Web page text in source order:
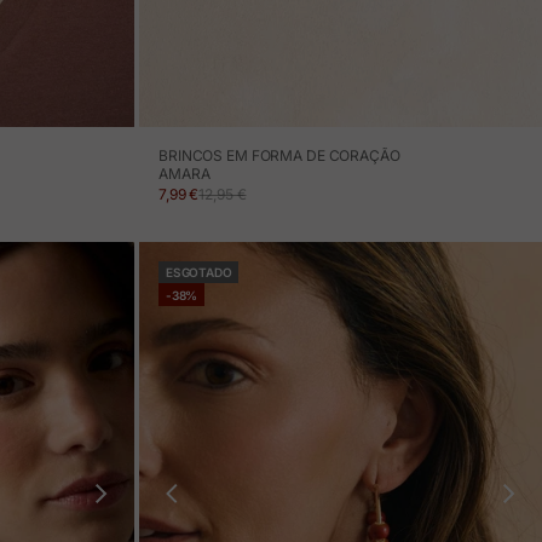
BRINCOS EM FORMA DE CORAÇÃO
AMARA
PREÇO EM PROMOÇÃO
7,99 €PREÇO NORMAL
12,95 €
ESGOTADO
-38%